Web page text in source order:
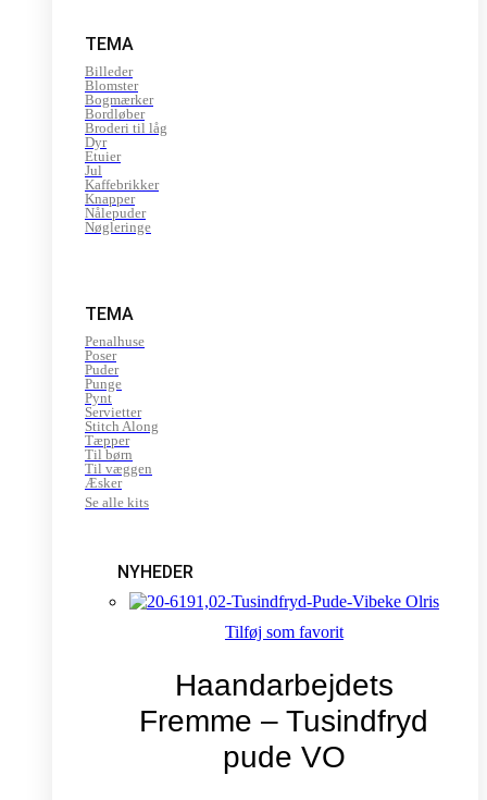
TEMA
Billeder
Blomster
Bogmærker
Bordløber
Broderi til låg
Dyr
Etuier
Jul
Kaffebrikker
Knapper
Nålepuder
Nøgleringe
TEMA
Penalhuse
Poser
Puder
Punge
Pynt
Servietter
Stitch Along
Tæpper
Til børn
Til væggen
Æsker
Se alle kits
NYHEDER
Tilføj som favorit
Haandarbejdets
Fremme – Tusindfryd
pude VO